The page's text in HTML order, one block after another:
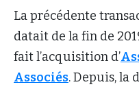
La précédente
datait de la fin de
fait l’acquisition d’
Associés. Depuis, la